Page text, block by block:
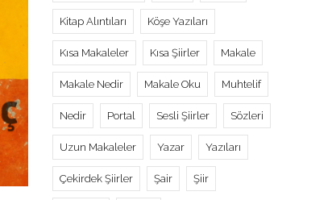
Kitap Alıntıları Köşe Yazıları
Kısa Makaleler Kısa Şiirler Makale
Makale Nedir Makale Oku Muhtelif
Nedir Portal Sesli Şiirler Sözleri
Uzun Makaleler Yazar Yazıları
Çekirdek Şiirler Şair Şiir